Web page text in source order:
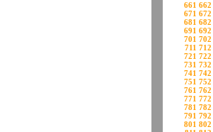
661 662
671 672
681 682
691 692
701 702
711 712
721 722
731 732
741 742
751 752
761 762
771 772
781 782
791 792
801 802